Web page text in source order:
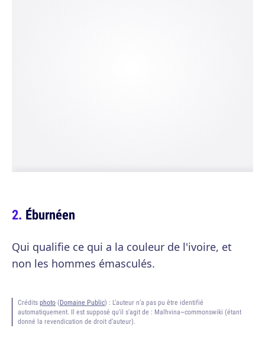
Éburnéen
Qui qualifie ce qui a la couleur de l'ivoire, et
non les hommes émasculés.
Crédits photo (Domaine Public) : L’auteur n’a pas pu être identifié
automatiquement. Il est supposé qu'il s'agit de : Malhvina~commonswiki (étant
donné la revendication de droit d’auteur).